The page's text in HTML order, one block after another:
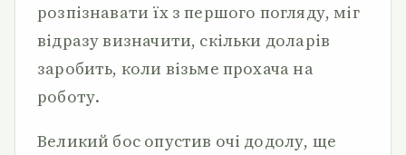
розпізнавати їх з першого погляду, міг
відразу визначити, скільки доларів
заробить, коли візьме прохача на
роботу.
Великий бос опустив очі додолу, ще